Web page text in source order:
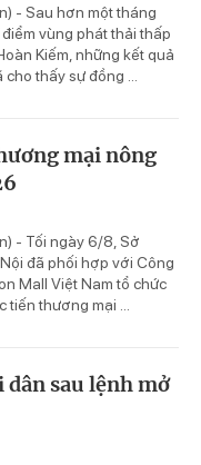
- Sau hơn một tháng
vùng phát thải thấp
Kiếm, những kết quả
thấy sự đồng ...
mại nông
- Tối ngày 6/8, Sở
đã phối hợp với Công
Mall Việt Nam tổ chức
tiến thương mại ...
sau lệnh mở